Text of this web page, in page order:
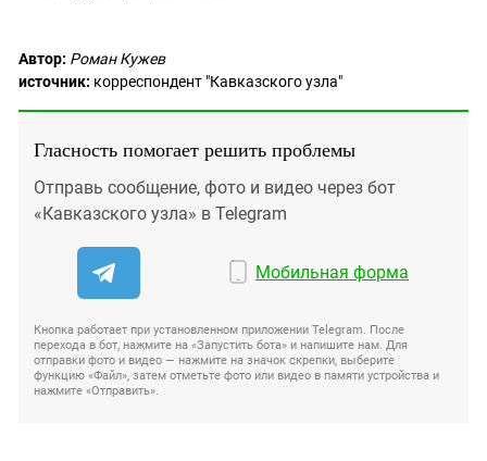
Автор: Роман Кужев
источник: корреспондент "Кавказского узла"
Гласность помогает решить проблемы
Отправь сообщение, фото и видео через бот
«Кавказского узла» в Telegram
Мобильная форма
Кнопка работает при установленном приложении Telegram. После
перехода в бот, нажмите на «Запустить бота» и напишите нам. Для
отправки фото и видео — нажмите на значок скрепки, выберите
функцию «Файл», затем отметьте фото или видео в памяти устройства и
нажмите «Отправить».